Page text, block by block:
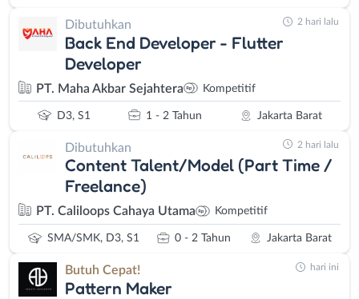
Dibutuhkan
Back End Developer - Flutter
Developer
PT. Maha Akbar Sejahtera Kompetitif
D3, S1 1 - 2 Tahun Jakarta Barat
2 hari lalu
Dibutuhkan
Content Talent/Model (Part Time /
Freelance)
PT. Caliloops Cahaya Utama Kompetitif
SMA/SMK, D3, S1 0 - 2 Tahun Jakarta Barat
2 hari lalu
Butuh Cepat!
Pattern Maker
hari ini